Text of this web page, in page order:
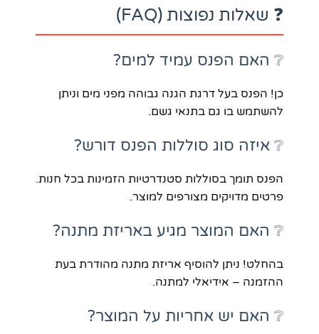
❓ שאלות נפוצות (FAQ)
❔ האם הפנס עמיד למים?
כן! הפנס בעל דרגת הגנה גבוהה מפני מים וניתן
להשתמש בו גם בתנאי גשם.
❔ איזה סוג סוללות הפנס דורש?
הפנס תומך בסוללות סטנדרטיות הזמינות בכל חנות.
פרטים מדויקים מצורפים למוצר.
❔ האם המוצר מגיע באריזת מתנה?
בהחלט! ניתן להוסיף אריזת מתנה מהודרת בעת
ההזמנה – אידיאלי למתנה.
❔ האם יש אחריות על המוצר?